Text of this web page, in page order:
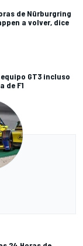
de Nürburgring
a volver, dice
GT3 incluso
de F1